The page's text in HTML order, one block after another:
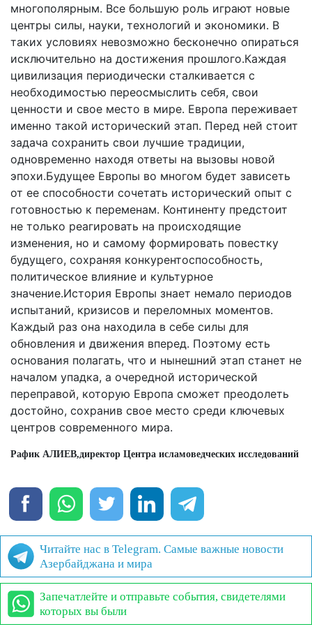
многополярным. Все большую роль играют новые
центры силы, науки, технологий и экономики. В
таких условиях невозможно бесконечно опираться
исключительно на достижения прошлого.Каждая
цивилизация периодически сталкивается с
необходимостью переосмыслить себя, свои
ценности и свое место в мире. Европа переживает
именно такой исторический этап. Перед ней стоит
задача сохранить свои лучшие традиции,
одновременно находя ответы на вызовы новой
эпохи.Будущее Европы во многом будет зависеть
от ее способности сочетать исторический опыт с
готовностью к переменам. Континенту предстоит
не только реагировать на происходящие
изменения, но и самому формировать повестку
будущего, сохраняя конкурентоспособность,
политическое влияние и культурное
значение.История Европы знает немало периодов
испытаний, кризисов и переломных моментов.
Каждый раз она находила в себе силы для
обновления и движения вперед. Поэтому есть
основания полагать, что и нынешний этап станет не
началом упадка, а очередной исторической
переправой, которую Европа сможет преодолеть
достойно, сохранив свое место среди ключевых
центров современного мира.
Рафик АЛИЕВ,директор Центра исламоведческих исследований
Читайте нас в Telegram. Самые важные новости
Азербайджана и мира
Запечатлейте и отправьте события, свидетелями
которых вы были